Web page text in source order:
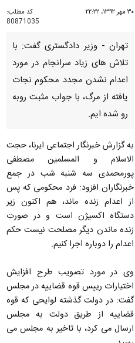
۳۰ مهر ۱۳۹۲، ۲۲:۲۲
کد مطلب:
80871035
تهران - وزیر دادگستری گفت: با
تلاش های زیاد سرانجام در مورد
اعدام نشدن مجدد محكوم نجات
یافته از مرگ، با جواب مثبت روبه
رو شده ایم.
به گزارش خبرنگار اجتماعی ایرنا، حجت
الاسلام و المسلمین مصطفی
پورمحمدی سه شنبه شب در جمع
خبرنگاران افزود: فرد محكومی كه پس
از اعدام زنده ماند، هم اكنون زیر
دستگاه اكسیژن است و در صورت زنده
ماندن دیگر مصلحت نیست حكم اعدام
را دوباره اجرا كنیم.
وی در مورد تصویب طرح افزایش
اختیارات رییس قوه قضاییه در مجلس
گفت: در دولت گذشته لوایحی كه قوه
قضاییه از طریق دولت به مجلس
ارسال می كرد، با تاخیر به مجلس می